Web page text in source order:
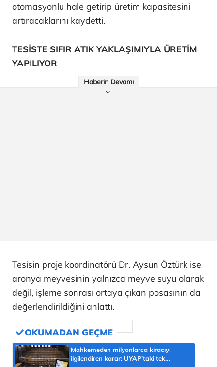
otomasyonlu hale getirip üretim kapasitesini
artıracaklarını kaydetti.
TESİSTE SIFIR ATIK YAKLAŞIMIYLA ÜRETİM
YAPILIYOR​​​​​​​
Haberin Devamı
Tesisin proje koordinatörü Dr. Aysun Öztürk ise
aronya meyvesinin yalnızca meyve suyu olarak
değil, işleme sonrası ortaya çıkan posasının da
değerlendirildiğini anlattı.
Mahkemeden milyonlarca kiracıyı
ilgilendiren karar: UYAP’taki tek